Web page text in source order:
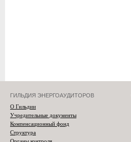
ГИЛЬДИЯ ЭНЕРГОАУДИТОРОВ
О Гильдии
Учредительные документы
Компенсационный фонд
Структура
Органы контроля